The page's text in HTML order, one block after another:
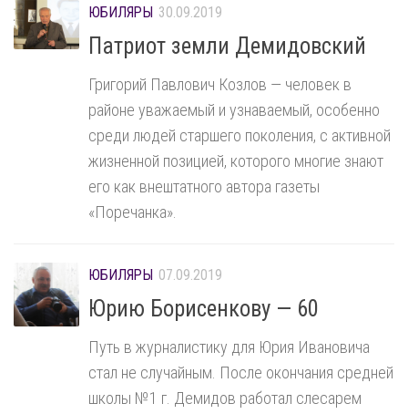
ЮБИЛЯРЫ 30.09.2019
Патриот земли Демидовский
Григорий Павлович Козлов — человек в
районе уважаемый и узнаваемый, особенно
среди людей старшего поколения, с активной
жизненной позицией, которого многие знают
его как внештатного автора газеты
«Поречанка».
ЮБИЛЯРЫ 07.09.2019
Юрию Борисенкову — 60
Путь в журналистику для Юрия Ивановича
стал не случайным. После окончания средней
школы №1 г. Демидов работал слесарем